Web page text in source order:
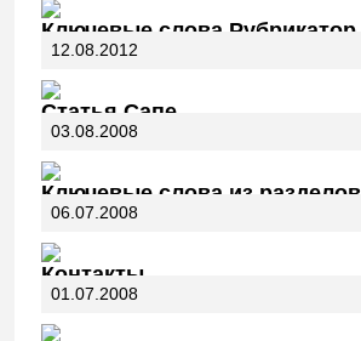
Ключевые слова Рубрикатор
12.08.2012
Статья Сапе
03.08.2008
Ключевые слова из разделов
06.07.2008
Контакты
01.07.2008